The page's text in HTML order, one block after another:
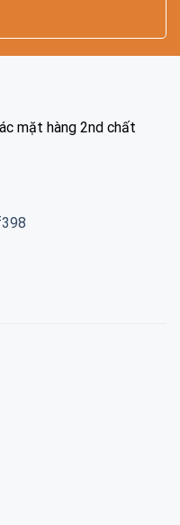
mặt hàng 2nd chất